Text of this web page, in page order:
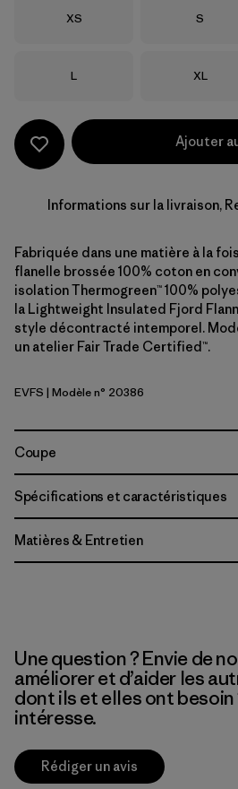
Taille
XS Taille
S
Taille
L Taille
XL
Ajouter
Informations sur la livraison,
Fabriquée dans une matière à la
flanelle brossée 100% coton en
isolation Thermogreen™ 100%
la Lightweight Insulated Fjord
style décontracté intemporel.
un atelier Fair Trade Certified™.
Evergreen Fjord: Smolder Blue
EVFS | Modèle n° 20386
Coupe
Spécifications et caractéristiques
Matières & Entretien
Une question ? Envie de
améliorer et d’aider les
dont ils et elles ont besoin
intéresse.
Rédiger un avis